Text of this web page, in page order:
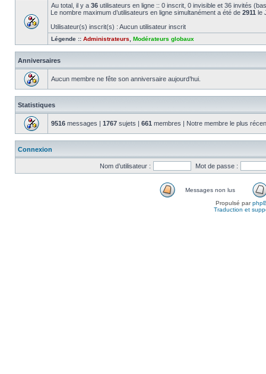
Au total, il y a 36 utilisateurs en ligne :: 0 inscrit, 0 invisible et 36 invités
Le nombre maximum d’utilisateurs en ligne simultanément a été de 2911 le
Utilisateur(s) inscrit(s) : Aucun utilisateur inscrit
Légende :: Administrateurs Modérateurs globaux
Anniversaires
Aucun membre ne fête son anniversaire aujourd’hui.
Statistiques
9516 messages | 1767 sujets | 661 membres | Notre membre le plus
Connexion
Nom d’utilisateur : Mot de passe :
Messages non lus
Propulsé par
Traduction et